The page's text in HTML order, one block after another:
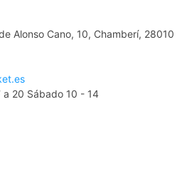
Alonso Cano, 10, Chamberí, 28010
a 20 Sábado 10 - 14